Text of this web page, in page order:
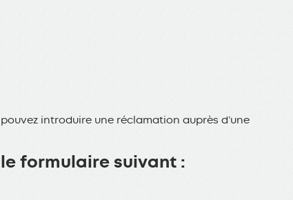
introduire une réclamation auprès d’une
formulaire suivant :